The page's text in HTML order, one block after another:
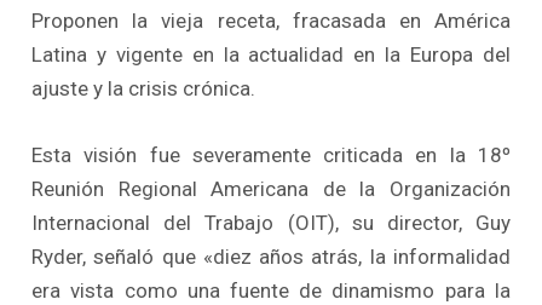
Proponen la vieja receta, fracasada en América
Latina y vigente en la actualidad en la Europa del
ajuste y la crisis crónica.
Esta visión fue severamente criticada en la 18º
Reunión Regional Americana de la Organización
Internacional del Trabajo (OIT), su director, Guy
Ryder, señaló que «diez años atrás, la informalidad
era vista como una fuente de dinamismo para la